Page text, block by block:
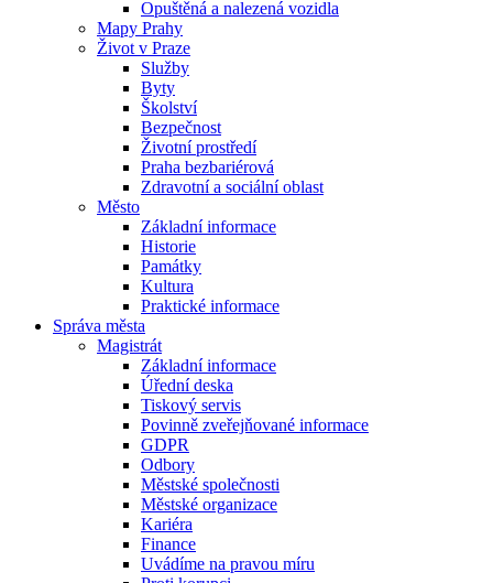
Opuštěná a nalezená vozidla
Mapy Prahy
Život v Praze
Služby
Byty
Školství
Bezpečnost
Životní prostředí
Praha bezbariérová
Zdravotní a sociální oblast
Město
Základní informace
Historie
Památky
Kultura
Praktické informace
Správa města
Magistrát
Základní informace
Úřední deska
Tiskový servis
Povinně zveřejňované informace
GDPR
Odbory
Městské společnosti
Městské organizace
Kariéra
Finance
Uvádíme na pravou míru